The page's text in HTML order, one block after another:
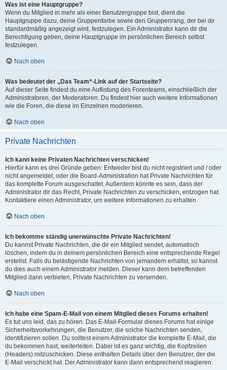
Was ist eine Hauptgruppe?
Wenn du Mitglied in mehr als einer Benutzergruppe bist, dient die
Hauptgruppe dazu, deine Gruppenfarbe sowie den Gruppenrang, der bei dir
standardmäßig angezeigt wird, festzulegen. Ein Administrator kann dir die
Berechtigung geben, deine Hauptgruppe im persönlichen Bereich selbst
festzulegen.
Nach oben
Was bedeutet der „Das Team“-Link auf der Startseite?
Auf dieser Seite findest du eine Auflistung des Forenteams, einschließlich der
Administratoren, der Moderatoren. Du findest hier auch weitere Informationen
wie die Foren, die diese im Einzelnen moderieren.
Nach oben
Private Nachrichten
Ich kann keine Privaten Nachrichten verschicken!
Hierfür kann es drei Gründe geben: Entweder bist du nicht registriert und / oder
nicht angemeldet, oder die Board-Administration hat Private Nachrichten für
das komplette Forum ausgeschaltet. Außerdem könnte es sein, dass der
Administrator dir das Recht, Private Nachrichten zu verschicken, entzogen hat.
Kontaktiere einen Administrator, um weitere Informationen zu erhalten.
Nach oben
Ich bekomme ständig unerwünschte Private Nachrichten!
Du kannst Private Nachrichten, die dir ein Mitglied sendet, automatisch
löschen, indem du in deinem persönlichen Bereich eine entsprechende Regel
erstellst. Falls du belästigende Nachrichten von jemandem erhältst, so kannst
du dies auch einem Administrator melden. Dieser kann dem betreffenden
Mitglied dann verbieten, Private Nachrichten zu versenden.
Nach oben
Ich habe eine Spam-E-Mail von einem Mitglied dieses Forums erhalten!
Es tut uns leid, das zu hören. Das E-Mail-Formular dieses Forums hat einige
Sicherheitsvorkehrungen, die Benutzer, die solche Nachrichten senden,
identifizieren sollen. Du solltest einem Administrator die komplette E-Mail, die
du bekommen hast, weiterleiten. Dabei ist es ganz wichtig, die Kopfzeilen
(Headers) mitzuschicken. Diese enthalten Details über den Benutzer, der die
E-Mail verschickt hat. Der Administrator kann dann entsprechend reagieren.